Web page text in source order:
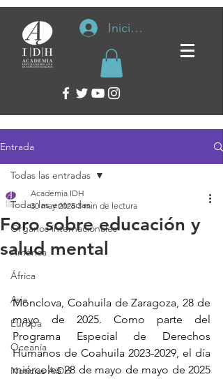
Iniciar sesión
Entrada
Todas las entradas
Organos internacionales
América
África
Asia
Europa
Oceanía
Noticias AiDH
Todas las entradas
Foro sobre educación y
salud mental
Academia IDH
30 may 2025 3 min de lectura
Monclova, Coahuila de Zaragoza, 28 de
mayo de 2025. Como parte del
Programa Especial de Derechos
Humanos de Coahuila 2023-2029, el día
miércoles 28 de mayo de mayo de 2025